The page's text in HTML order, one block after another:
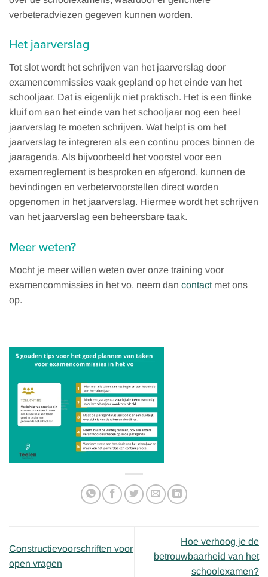
verbeteradviezen gegeven kunnen worden.
Het jaarverslag
Tot slot wordt het schrijven van het jaarverslag door
examencommissies vaak gepland op het einde van het
schooljaar. Dat is eigenlijk niet praktisch. Het is een flinke
kluif om aan het einde van het schooljaar nog een heel
jaarverslag te moeten schrijven. Wat helpt is om het
jaarverslag te integreren als een continu proces binnen de
jaaragenda. Als bijvoorbeeld het voorstel voor een
examenreglement is besproken en afgerond, kunnen de
bevindingen en verbetervoorstellen direct worden
opgenomen in het jaarverslag. Hiermee wordt het schrijven
van het jaarverslag een beheersbare taak.
Meer weten?
Mocht je meer willen weten over onze training voor
examencommissies in het vo, neem dan contactmet ons
op.
Constructievoorschriften voor
open vragen
Hoe verhoog je de
betrouwbaarheid van het
schoolexamen?